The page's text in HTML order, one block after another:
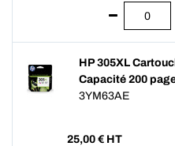
HP 305XL
Capacité 200
3YM63AE
25,00 € HT